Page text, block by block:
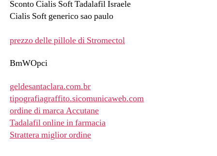
Sconto Cialis Soft Tadalafil Israele
Cialis Soft generico sao paulo
prezzo delle pillole di Stromectol
BmWOpci
geldesantaclara.com.br
tipografiagraffito.sicomunicaweb.com
ordine di marca Accutane
Tadalafil online in farmacia
Strattera miglior ordine